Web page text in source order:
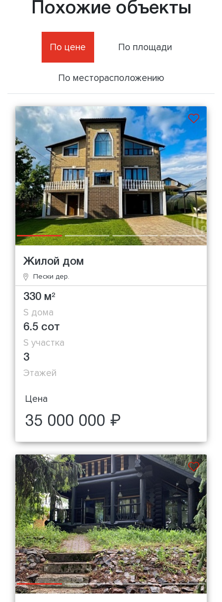
Похожие объекты
По цене По площади
По месторасположению
Жилой дом
Пески дер.
330 м2
S дома
6.5 сот
S участка
3
Этажей
Цена
35 000 000 ₽